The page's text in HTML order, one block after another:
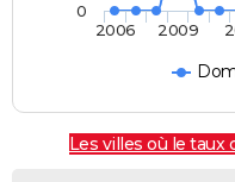
2006 2009
0
Les villes où le